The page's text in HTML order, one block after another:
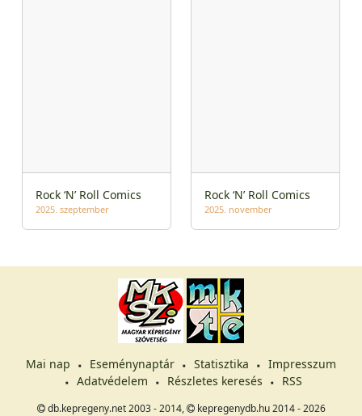
Rock ‘N’ Roll Comics
2025. szeptember
Rock ‘N’ Roll Comics
2025. november
Mai nap Eseménynaptár Statisztika
Impresszum
Adatvédelem
Részletes keresés RSS
db.kepregeny.net 2003 - 2014, kepregenydb.hu 2014 - 2026